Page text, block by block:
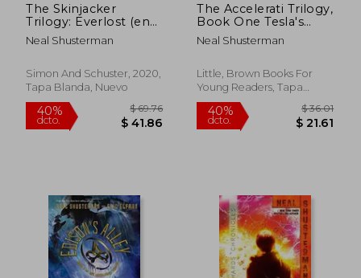
The Skinjacker
Trilogy: Everlost (en
Inglés)
Neal Shusterman
Simon And Schuster, 2020,
Tapa Blanda, Nuevo
The Accelerati Trilogy,
Book One Tesla's
Attic (The Accelerati
Trilogy, Book One)
Neal Shusterman
Little, Brown Books For
Young Readers, Tapa
Blanda, Nuevo